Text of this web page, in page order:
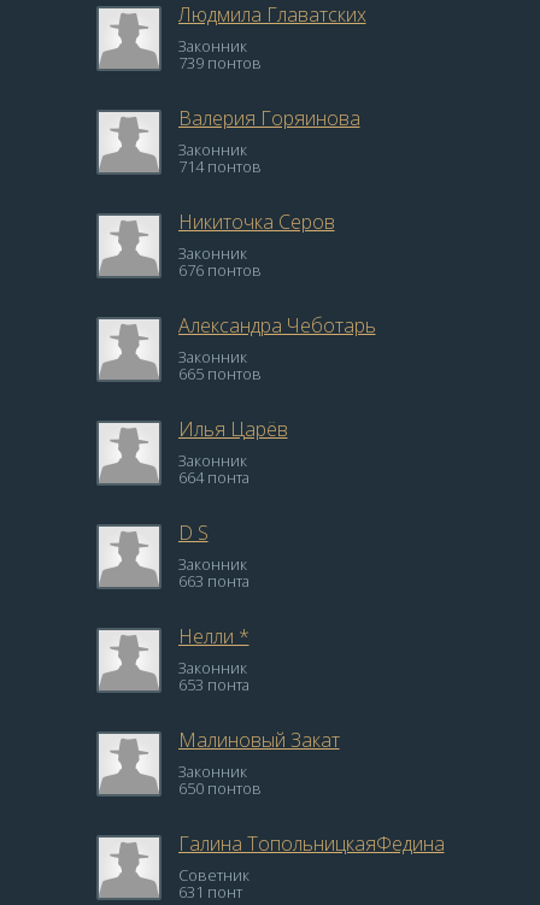
Людмила Главатских
Законник
739 понтов
Валерия Горяинова
Законник
714 понтов
Никиточка Серов
Законник
676 понтов
Александра Чеботарь
Законник
665 понтов
Илья Царёв
Законник
664 понта
D S
Законник
663 понта
Нелли *
Законник
653 понта
Малиновый Закат
Законник
650 понтов
Галина ТопольницкаяФедина
Советник
631 понт